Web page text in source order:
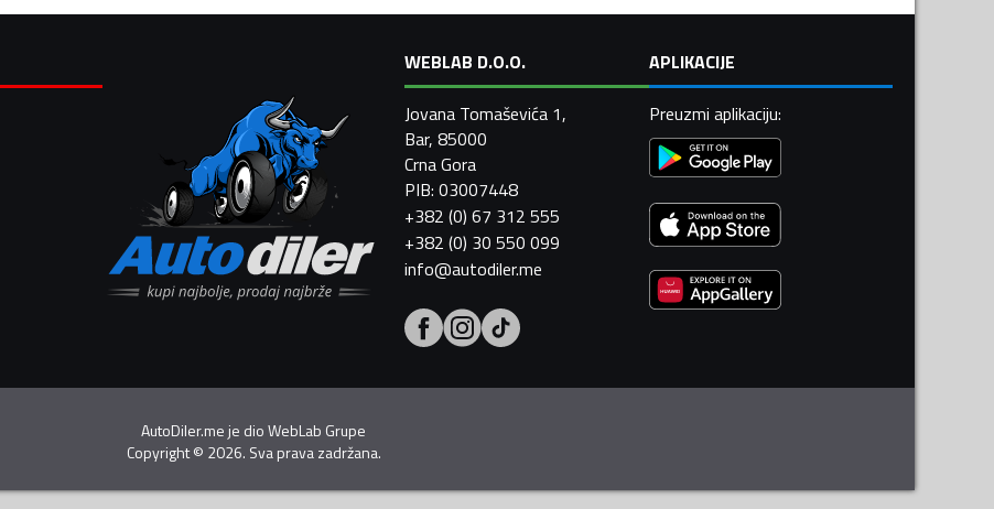
WEBLAB D.O.O.
Jovana Tomaševića 1,
Bar, 85000
Crna Gora
PIB: 03007448
+382 (0) 67 312 555
+382 (0) 30 550 099
info@autodiler.me
APLIKACIJE
Preuzmi aplikaciju:
AutoDiler.me je dioWebLab Grupe
Copyright© 2026. Sva prava zadržana.